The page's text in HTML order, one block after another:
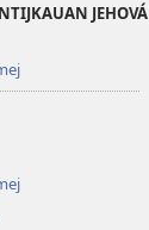
JEHOVÁ